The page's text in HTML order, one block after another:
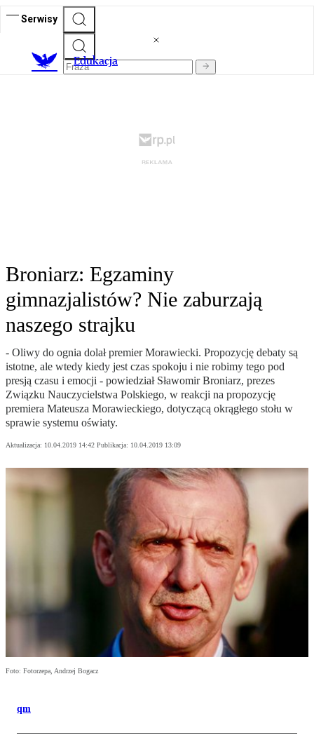
Serwisy
Edukacja
Broniarz: Egzaminy
gimnazjalistów? Nie zaburzają
naszego strajku
- Oliwy do ognia dolał premier Morawiecki. Propozycję debaty są
istotne, ale wtedy kiedy jest czas spokoju i nie robimy tego pod
presją czasu i emocji - powiedział Sławomir Broniarz, prezes
Związku Nauczycielstwa Polskiego, w reakcji na propozycję
premiera Mateusza Morawieckiego, dotyczącą okrągłego stołu w
sprawie systemu oświaty.
Aktualizacja: 10.04.2019 14:42 Publikacja: 10.04.2019 13:09
Foto: Fotorzepa, Andrzej Bogacz
qm